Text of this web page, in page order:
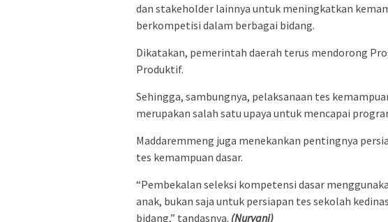
dan stakeholder lainnya untuk meningkatkan
berkompetisi dalam berbagai bidang.
Dikatakan, pemerintah daerah terus mendorong
Produktif.
Sehingga, sambungnya, pelaksanaan tes
merupakan salah satu upaya untuk mencapai
Maddaremmeng juga menekankan pentingnya
tes kemampuan dasar.
“Pembekalan seleksi kompetensi dasar
anak, bukan saja untuk persiapan tes sekolah
bidang,” tandasnya. (Nuryani)